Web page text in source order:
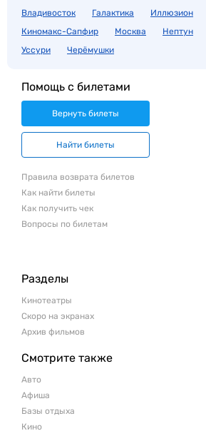
Владивосток Галактика
Иллюзион
Киномакс-Сапфир
Москва Нептун
Уссури
Черёмушки
Помощь с билетами
Вернуть билеты
Найти билеты
Правила возврата билетов
Как найти билеты
Как получить чек
Вопросы по билетам
Разделы
Кинотеатры
Скоро на экранах
Архив фильмов
Смотрите также
Авто
Афиша
Базы отдыха
Кино